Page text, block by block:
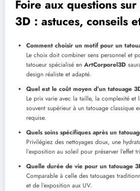
Foire aux questions
3D : astuces, conseils
Comment choisir un motif pour un
Le choix doit combiner sens personnel et
tatoueur spécialisé en ArtCorporel3D
design réaliste et adapté.
Quel est le coût moyen d’un tatouage
Le prix varie avec la taille, la complexité et
souvent supérieur à un tatouage classique
requise.
Quels soins spécifiques après un
Privilégiez des nettoyages doux, une
l’exposition au soleil pour préserver l’effet
Quelle durée de vie pour un tatouage
Comparable à celle des tatouages
et de l’exposition aux UV.